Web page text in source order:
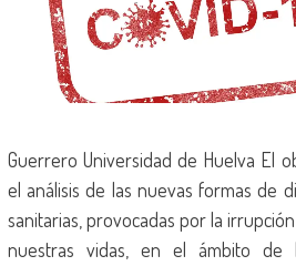
Guerrero Universidad de Huelva El
el análisis de las nuevas formas de
sanitarias, provocadas por la
nuestras vidas, en el ámbito de